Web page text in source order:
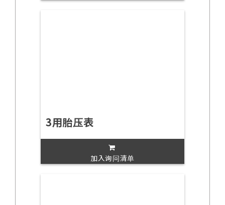
3用胎压表
加入询问清单